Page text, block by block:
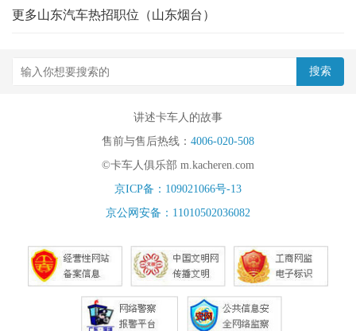
更多山东汽车热招职位（山东烟台）
讲述卡车人的故事
售前与售后热线： 4006-020-508
©卡车人俱乐部 m.kacheren.com
京ICP备：109021066号-13
京公网安备：11010502036082